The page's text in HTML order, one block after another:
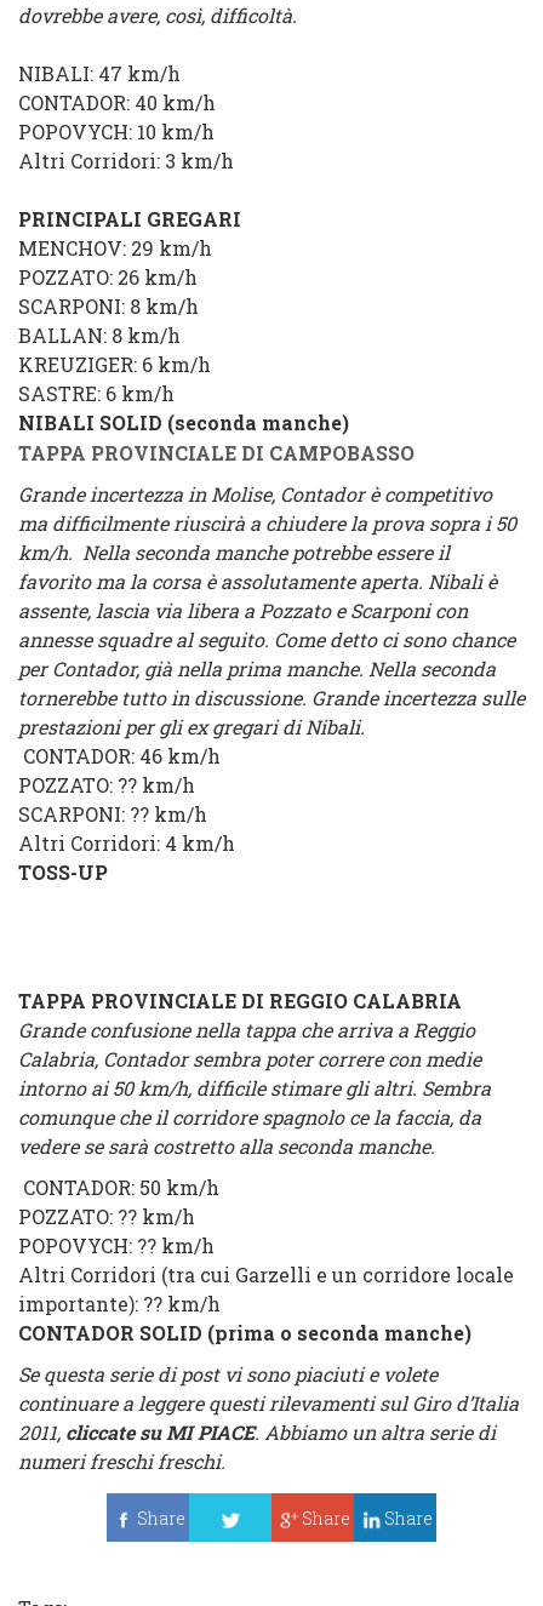
dovrebbe avere, così, difficoltà.
NIBALI: 47 km/h
CONTADOR: 40 km/h
POPOVYCH: 10 km/h
Altri Corridori: 3 km/h
PRINCIPALI GREGARI
MENCHOV: 29 km/h
POZZATO: 26 km/h
SCARPONI: 8 km/h
BALLAN: 8 km/h
KREUZIGER: 6 km/h
SASTRE: 6 km/h
NIBALI SOLID (seconda manche)
TAPPA PROVINCIALE DI CAMPOBASSO
Grande incertezza in Molise, Contador è competitivo
ma difficilmente riuscirà a chiudere la prova sopra i 50
km/h. Nella seconda manche potrebbe essere il
favorito ma la corsa è assolutamente aperta. Nibali è
assente, lascia via libera a Pozzato e Scarponi con
annesse squadre al seguito. Come detto ci sono chance
per Contador, già nella prima manche. Nella seconda
tornerebbe tutto in discussione. Grande incertezza sulle
prestazioni per gli ex gregari di Nibali.
CONTADOR: 46 km/h
POZZATO: ?? km/h
SCARPONI: ?? km/h
Altri Corridori: 4 km/h
TOSS-UP
TAPPA PROVINCIALE DI REGGIO CALABRIA
Grande confusione nella tappa che arriva a Reggio
Calabria, Contador sembra poter correre con medie
intorno ai 50 km/h, difficile stimare gli altri. Sembra
comunque che il corridore spagnolo ce la faccia, da
vedere se sarà costretto alla seconda manche.
CONTADOR: 50 km/h
POZZATO: ?? km/h
POPOVYCH: ?? km/h
Altri Corridori (tra cui Garzelli e un corridore locale
importante): ?? km/h
CONTADOR SOLID (prima o seconda manche)
Se questa serie di post vi sono piaciuti e volete
continuare a leggere questi rilevamenti sul Giro d’Italia
2011, cliccate suMI PIACE. Abbiamo un altra serie di
numeri freschi freschi.
Share
Share Share